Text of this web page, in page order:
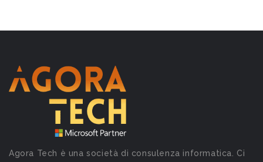
Agora Tech è una società di consulenza informatica. Ci